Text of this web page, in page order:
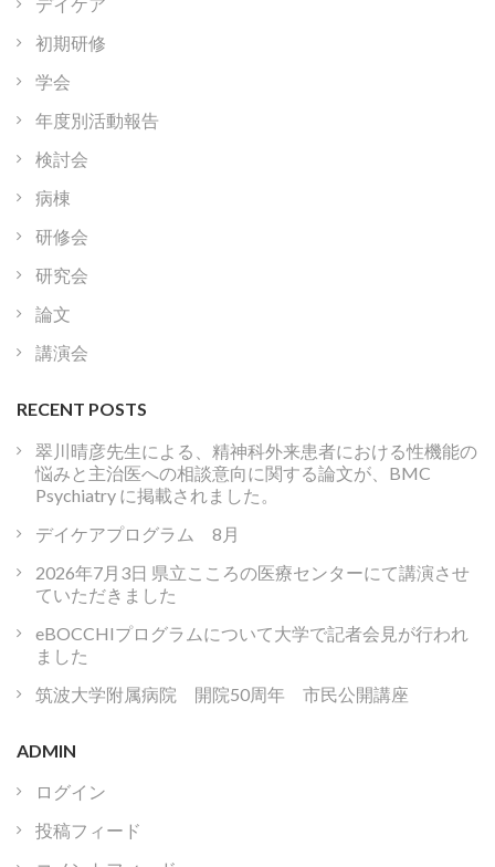
デイケア
初期研修
学会
年度別活動報告
検討会
病棟
研修会
研究会
論文
講演会
RECENT POSTS
翠川晴彦先生による、精神科外来患者における性機能の
悩みと主治医への相談意向に関する論文が、BMC
Psychiatry に掲載されました。
デイケアプログラム 8月
2026年7月3日 県立こころの医療センターにて講演させ
ていただきました
eBOCCHIプログラムについて大学で記者会見が行われ
ました
筑波大学附属病院 開院50周年 市民公開講座
ADMIN
ログイン
投稿フィード